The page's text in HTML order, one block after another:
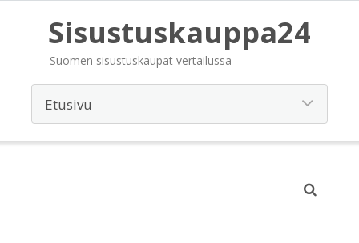
Sisustuskauppa24
Suomen sisustuskaupat vertailussa